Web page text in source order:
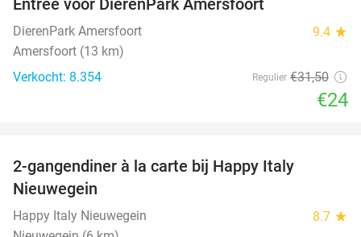
DierenPark Amersfoort 9.4 star
Amersfoort (13 km)
Verkocht: 8.354
Regulier €31,50
€24
2-gangendiner à la carte bij Happy Italy
Nieuwegein
Happy Italy Nieuwegein 8.7 star